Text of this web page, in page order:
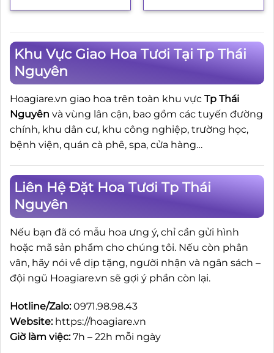
Khu Vực Giao Hoa Tươi Tại Tp Thái
Nguyên
Hoagiare.vn giao hoa trên toàn khu vực Tp Thái
Nguyên và vùng lân cận, bao gồm các tuyến đường
chính, khu dân cư, khu công nghiệp, trường học,
bệnh viện, quán cà phê, spa, cửa hàng…
Liên Hệ Đặt Hoa Tươi Tp Thái
Nguyên
Nếu bạn đã có mẫu hoa ưng ý, chỉ cần gửi hình
hoặc mã sản phẩm cho chúng tôi. Nếu còn phân
vân, hãy nói về dịp tặng, người nhận và ngân sách –
đội ngũ Hoagiare.vn sẽ gợi ý phần còn lại.
Hotline/Zalo:0971.98.98.43
Website: https://hoagiare.vn
Giờ làm việc:7h – 22h mỗi ngày